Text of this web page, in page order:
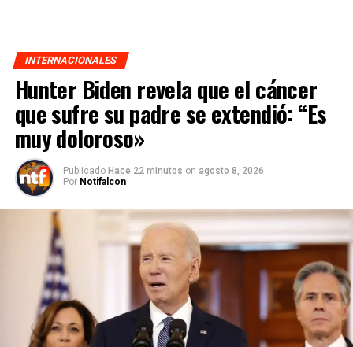
INTERNACIONALES
Hunter Biden revela que el cáncer
que sufre su padre se extendió: “Es
muy doloroso»
Publicado Hace 22 minutos on agosto 8, 2026
Por Notifalcon